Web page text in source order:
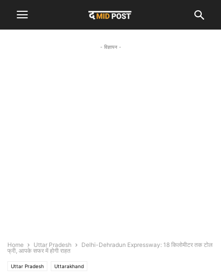
- विज्ञापन -
Home Uttar Pradesh
Delhi-Dehradun Expressway: 18 किलोमीटर तक टोल
फ्री, आपके सफर में होगी राहत
Uttar Pradesh Uttarakhand